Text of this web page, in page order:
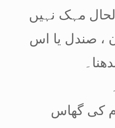
مہک نہیں
، صندل یا اس
کی گھاس